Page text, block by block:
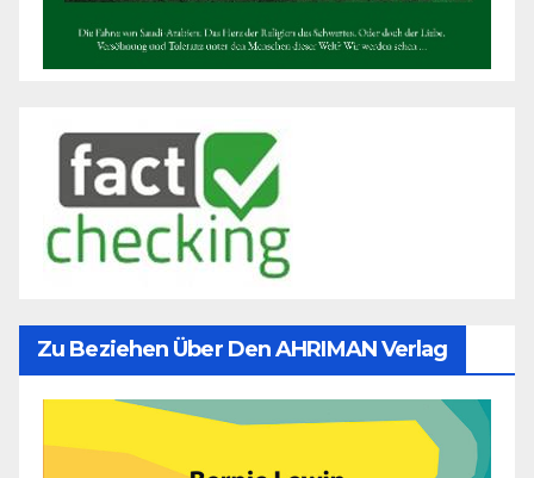
Zu Beziehen Über Den AHRIMAN Verlag